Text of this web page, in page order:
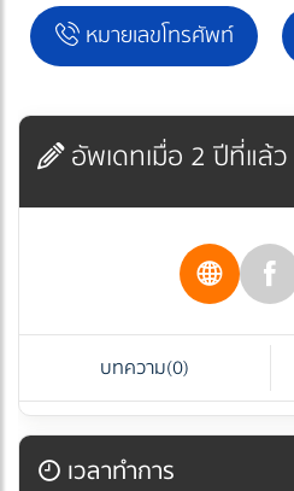
หมายเลขโทรศัพท์
อัพเดทเมื่อ 2 ปีที่แล้ว
บทความ(0)
เวลาทำการ